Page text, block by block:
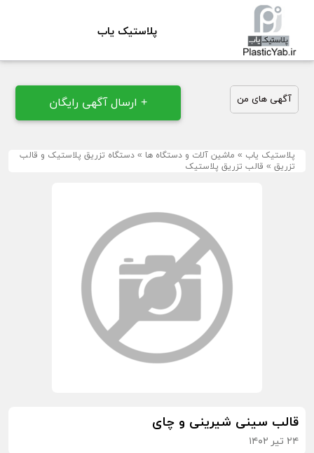
پلاستیک یاب
آگهی های من + ارسال آگهی رایگان
پلاستیک یاب » ماشین آلات و دستگاه ها » دستگاه تزریق پلاستیک و قالب
تزریق » قالب تزریق پلاستیک
قالب سینی شیرینی و چای
۲۴ تیر ۱۴۰۲